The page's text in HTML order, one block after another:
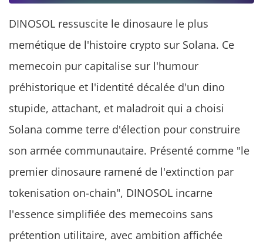
DINOSOL ressuscite le dinosaure le plus
memétique de l'histoire crypto sur Solana. Ce
memecoin pur capitalise sur l'humour
préhistorique et l'identité décalée d'un dino
stupide, attachant, et maladroit qui a choisi
Solana comme terre d'élection pour construire
son armée communautaire. Présenté comme "le
premier dinosaure ramené de l'extinction par
tokenisation on-chain", DINOSOL incarne
l'essence simplifiée des memecoins sans
prétention utilitaire, avec ambition affichée